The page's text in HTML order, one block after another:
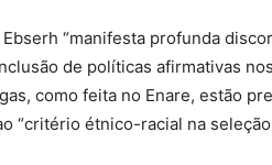
“manifesta profunda
de políticas afirmativas
como feita no Enare, estão
“critério étnico-racial na